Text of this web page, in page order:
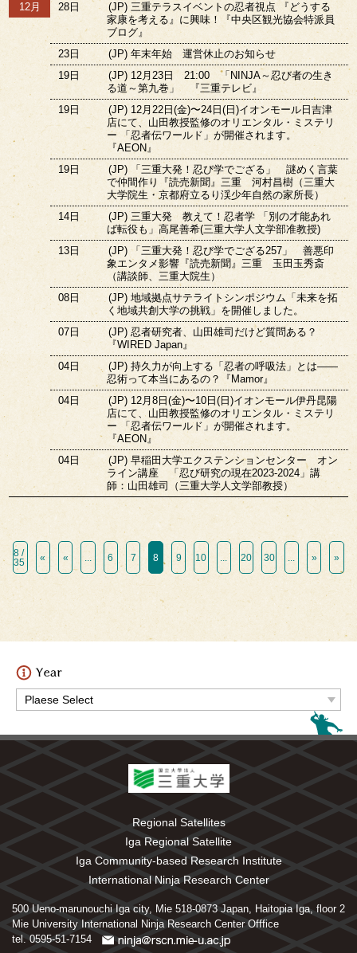
12月 28日
(JP) 三重テラスイベントの忍者視点 『どうする
家康を考える』に興味！『中央区観光協会特派員
ブログ』
23日
(JP) 年末年始 運営休止のお知らせ
19日
(JP) 12月23日 21:00 「NINJA～忍び者の生き
る道～第九巻」 『三重テレビ』
19日
(JP) 12月22日(金)〜24日(日)イオンモール日吉津
店にて、山田教授監修のオリエンタル・ミステリ
ー 「忍者伝ワールド」が開催されます。
『AEON』
19日
(JP) 「三重大発！忍び学でござる」 謎めく言葉
で仲間作り『読売新聞』三重 河村昌樹（三重大
大学院生・京都府立るり渓少年自然の家所長）
14日
(JP) 三重大発 教えて！忍者学 「別の才能あれ
ば転役も」高尾善希(三重大学人文学部准教授)
13日
(JP) 「三重大発！忍び学でござる257」 善悪印
象エンタメ影響『読売新聞』三重 玉田玉秀斎
（講談師、三重大院生）
08日
(JP) 地域拠点サテライトシンポジウム「未来を拓
く地域共創大学の挑戦」を開催しました。
07日
(JP) 忍者研究者、山田雄司だけど質問ある？
『WIRED Japan』
04日
(JP) 持久力が向上する「忍者の呼吸法」とは――
忍術って本当にあるの？『Mamor』
04日
(JP) 12月8日(金)〜10日(日)イオンモール伊丹昆陽
店にて、山田教授監修のオリエンタル・ミステリ
ー 「忍者伝ワールド」が開催されます。
『AEON』
04日
(JP) 早稲田大学エクステンションセンター オン
ライン講座 「忍び研究の現在2023-2024」講
師：山田雄司（三重大学人文学部教授）
8 /
35
« « ... 6 7 8 9 10 20 30 » »
Regional Satellites
Iga Regional Satellite
Iga Community-based Research Institute
International Ninja Research Center
500 Ueno-marunouchi Iga city, Mie 518-0873 Japan, Haitopia Iga, floor 2
Mie University International Ninja Research Center Offfice
tel. 0595-51-7154